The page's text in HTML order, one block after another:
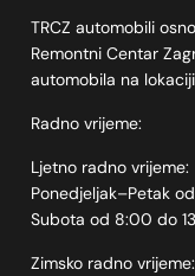
TRCZ automobili
Remontni Centar
automobila na
Radno vrijeme:
Ljetno radno vrijeme:
Ponedjeljak–Petak
Subota od 8:00 do
Zimsko radno vrijeme: